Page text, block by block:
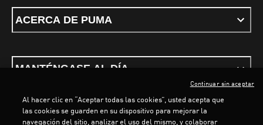
ACERCA DE PUMA
MANTÉNGASE AL DÍA
Al hacer clic en “Aceptar todas las cookies”, usted acepta que
las cookies se guarden en su dispositivo para mejorar la
navegación del sitio, analizar el uso del mismo, y colaborar
Continuar sin aceptar